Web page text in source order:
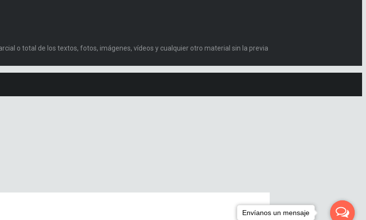
o total de los textos, fotos, imágenes, vídeos y cualquier otro material sin la previa
Envíanos un mensaje
Envíanos un mensaje